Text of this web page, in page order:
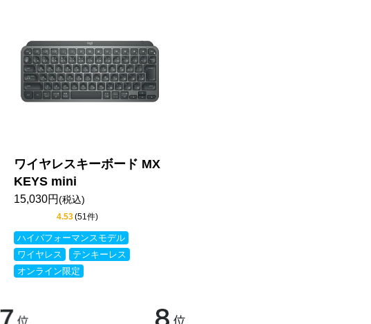
ワイヤレスキーボード MX
KEYS mini
15,030円(税込)
4.53(51件)
ハイパフォーマンスモデル
ワイヤレス
テンキーレス
オンライン限定